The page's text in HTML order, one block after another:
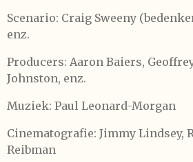
Scenario: Craig Sweeny
enz.
Producers: Aaron Baiers,
Johnston, enz.
Muziek: Paul Leonard-Morgan
Cinematografie: Jimmy Lindsey,
Reibman